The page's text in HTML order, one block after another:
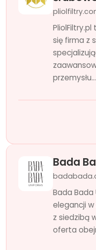
się firma z
Bada
Bada Bada
elegancji
z siedzibą
oferta